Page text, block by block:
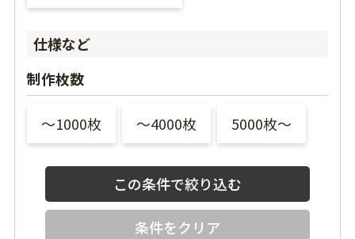
仕様など
制作枚数
〜1000枚 〜4000枚 5000枚〜
条件をクリア